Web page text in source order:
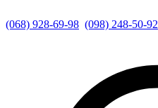
(068) 928-69-98 (098) 248-50-92